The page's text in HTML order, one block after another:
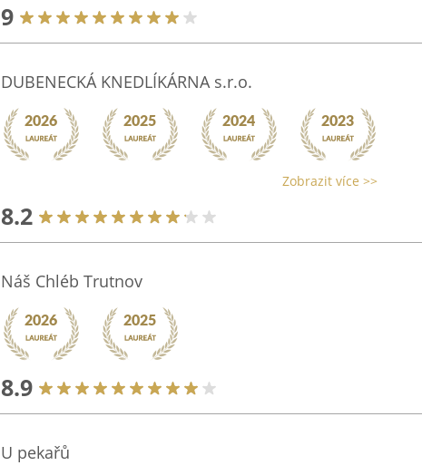
9
DUBENECKÁ KNEDLÍKÁRNA s.r.o.
Zobrazit více >>
8.2
Náš Chléb Trutnov
8.9
U pekařů